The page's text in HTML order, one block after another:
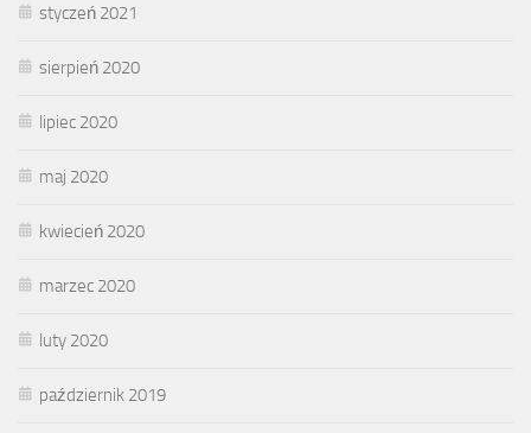
styczeń 2021
sierpień 2020
lipiec 2020
maj 2020
kwiecień 2020
marzec 2020
luty 2020
październik 2019